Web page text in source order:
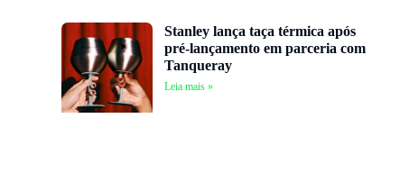
Stanley lança taça térmica após
pré-lançamento em parceria com
Tanqueray
Leia mais »